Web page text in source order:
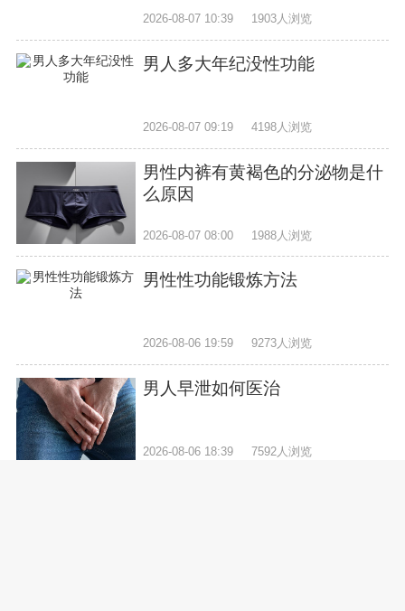
2026-08-07 10:39 1903人浏览
男人多大年纪没性功能
2026-08-07 09:19 4198人浏览
男性内裤有黄褐色的分泌物是什
么原因
2026-08-07 08:00 1988人浏览
男性性功能锻炼方法
2026-08-06 19:59 9273人浏览
男人早泄如何医治
2026-08-06 18:39 7592人浏览